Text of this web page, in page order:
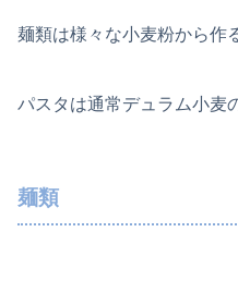
麺類は様々な小麦粉から作
パスタは通常デュラム小麦
麺類